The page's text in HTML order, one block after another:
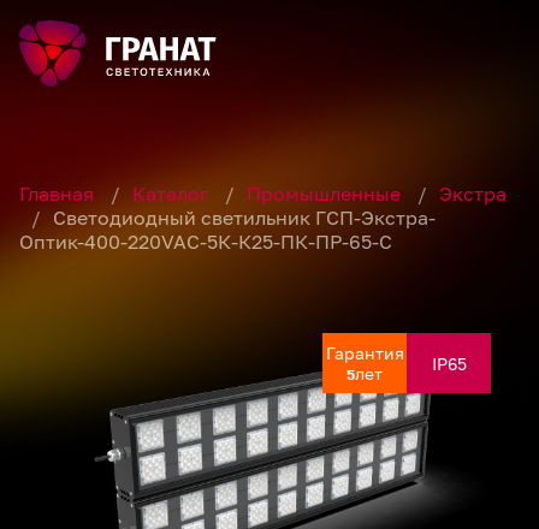
Главная / Каталог / Промышленные / Экстра
/ Светодиодный светильник ГСП-Экстра-
Оптик-400-220VAC-5К-К25-ПК-ПР-65-С
Гарантия
5лет IP65
Гарантия
5лет IP65
Гарантия
5лет IP65
Гарантия
5лет IP65
Гарантия
5лет IP65